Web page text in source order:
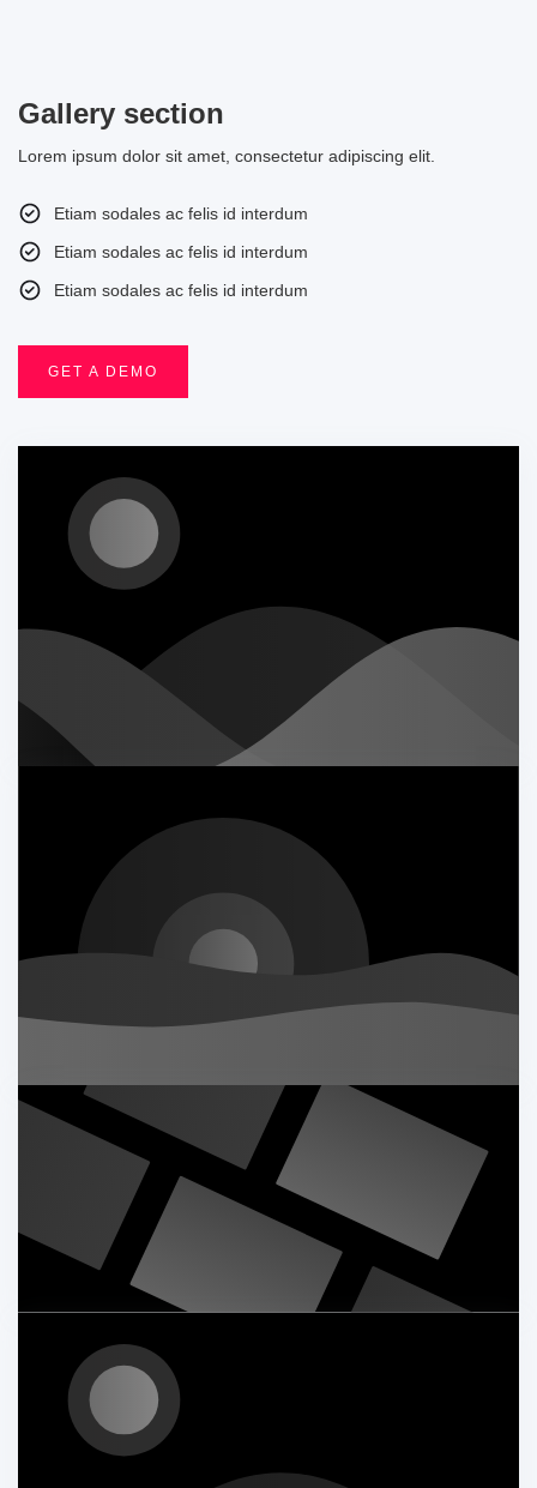
Gallery section
Lorem ipsum dolor sit amet, consectetur adipiscing elit.
Etiam sodales ac felis id interdum
Etiam sodales ac felis id interdum
Etiam sodales ac felis id interdum
GET A DEMO